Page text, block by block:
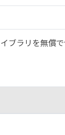
ラリを無償で